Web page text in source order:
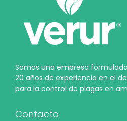
Somos una empresa
20 años de experiencia en el
para la control de plagas en
Contacto